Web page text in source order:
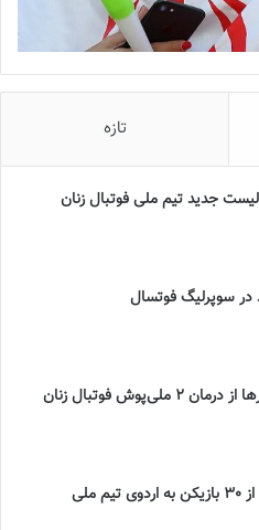
تازه
جدید تيم ملى فوتبال زنان
سوپرلیگ فوتسال
ملی‌پوش فوتبال زنان
ملی